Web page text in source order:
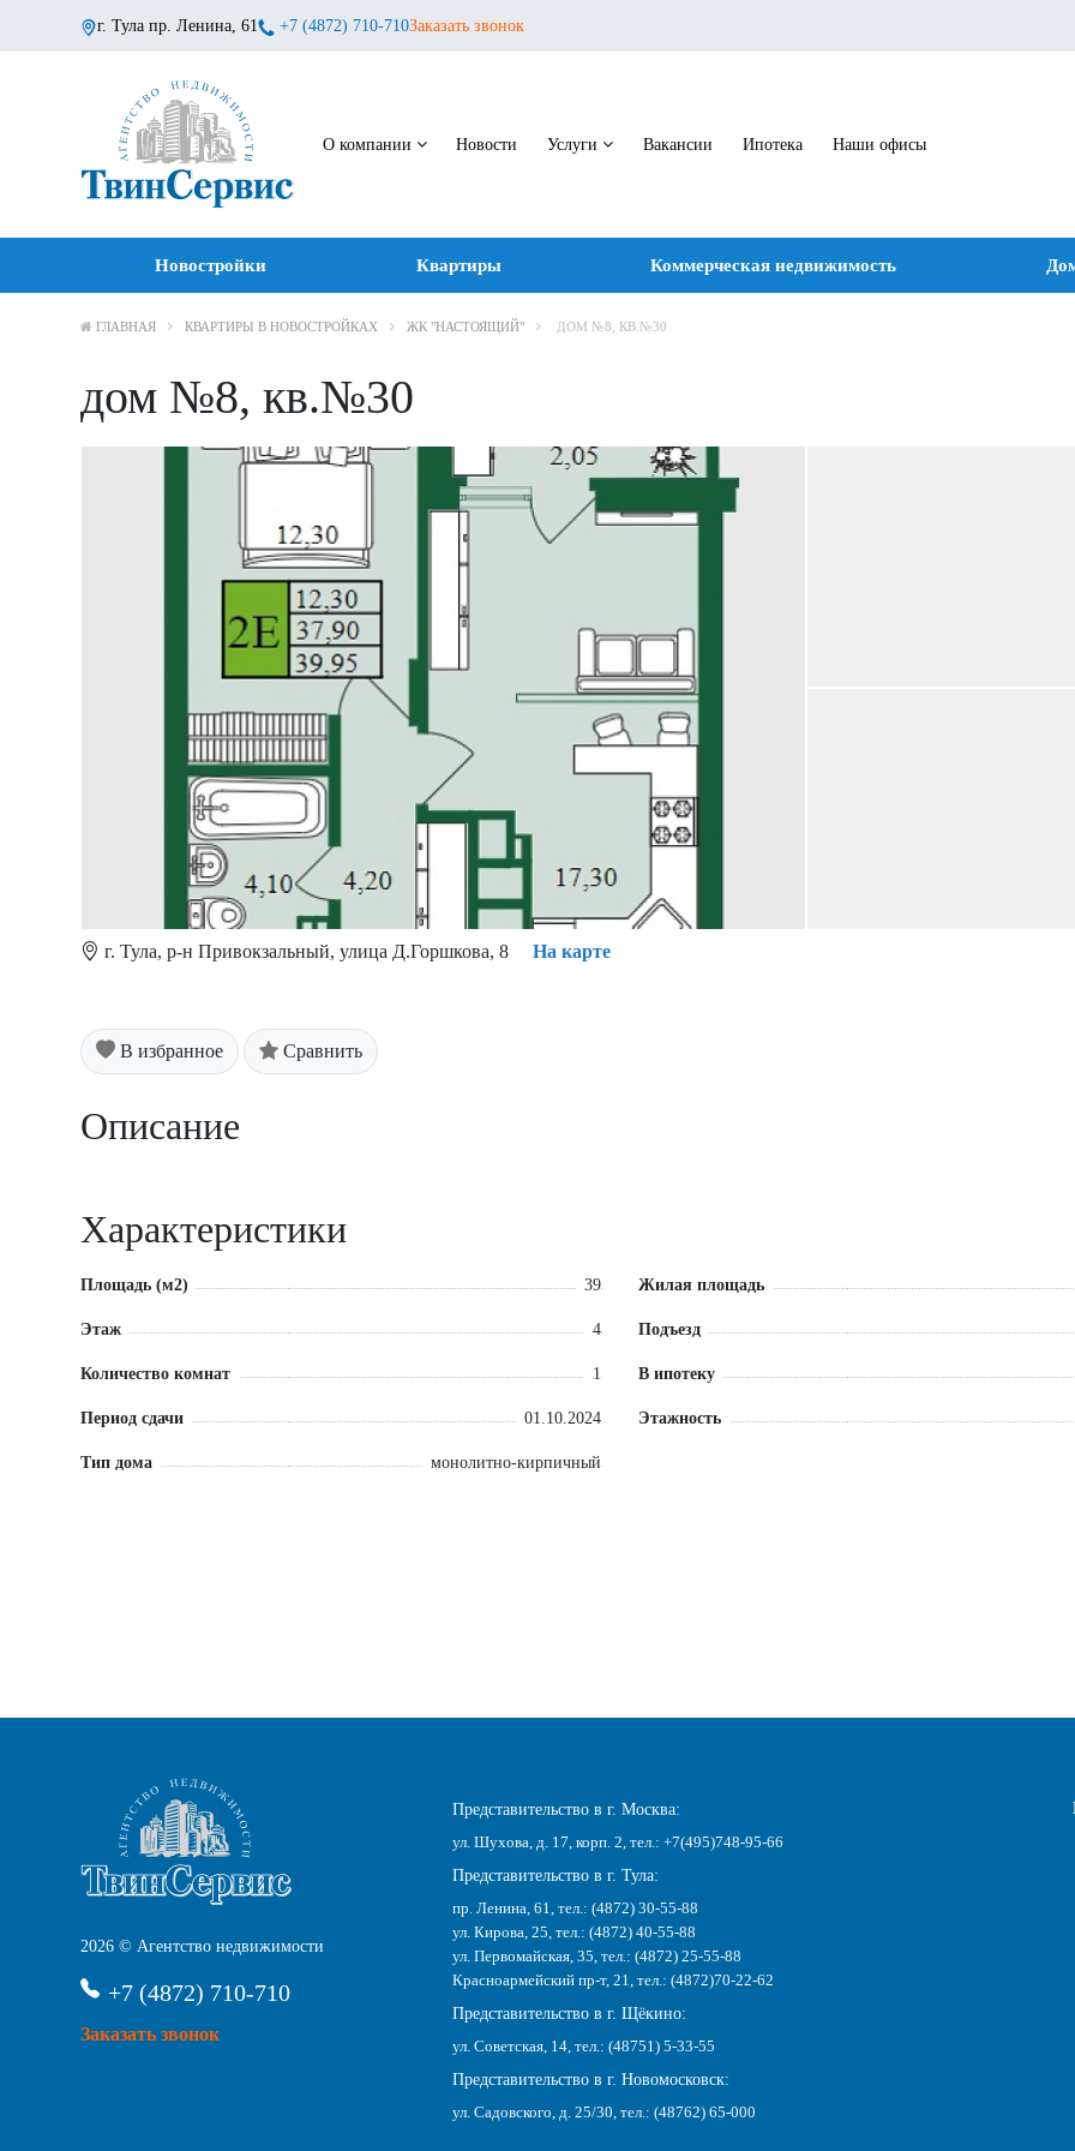
г. Тула пр. Ленина, 61 +7 (4872) 710-710Заказать звонок
О компании Новости Услуги Вакансии Ипотека Наши офисы
Новостройки Квартиры Коммерческая недвижимость
ГЛАВНАЯ КВАРТИРЫ В НОВОСТРОЙКАХ ЖК "НАСТОЯЩИЙ" ДОМ №8, КВ.№30
дом №8, кв.№30
г. Тула, р-н Привокзальный, улица Д.Горшкова, 8 На карте
В избранное Сравнить
Описание
Характеристики
Площадь (м2) 39
Этаж 4
Количество комнат 1
Период сдачи 01.10.2024
Тип дома монолитно-кирпичный
Жилая площадь
Подъезд
В ипотеку
Этажность
2026 © Агентство недвижимости
+7 (4872) 710-710
Заказать звонок
Представительство в г. Москва:
ул. Шухова, д. 17, корп. 2, тел.: +7(495)748-95-66
Представительство в г. Тула:
пр. Ленина, 61, тел.: (4872) 30-55-88
ул. Кирова, 25, тел.: (4872) 40-55-88
ул. Первомайская, 35, тел.: (4872) 25-55-88
Красноармейский пр-т, 21, тел.: (4872)70-22-62
Представительство в г. Щёкино:
ул. Советская, 14, тел.: (48751) 5-33-55
Представительство в г. Новомосковск:
ул. Садовского, д. 25/30, тел.: (48762) 65-000